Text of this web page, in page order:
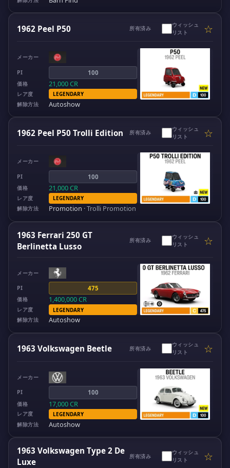
1962 Peel P50 所有済み
ウィッシュ
リスト
☆
メーカー
PI 100
価格 21,000CR
レア度
LEGENDARY
解除方法
Autoshow
1962 Peel P50 Trolli Edition 所有済み
ウィッシュ
リスト
☆
メーカー
PI 100
価格 21,000CR
レア度
LEGENDARY
解除方法
Promotion ·Trolli Promotion
1963 Ferrari 250 GT
Berlinetta Lusso
所有済み
ウィッシュ
リスト
☆
メーカー
PI 475
価格 1,400,000CR
レア度
LEGENDARY
解除方法
Autoshow
1963 Volkswagen Beetle 所有済み
ウィッシュ
リスト
☆
メーカー
PI 100
価格 17,000CR
レア度
LEGENDARY
解除方法
Autoshow
1963 Volkswagen Type 2 De
Luxe
所有済み
ウィッシュ
リスト
☆